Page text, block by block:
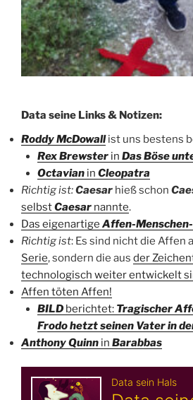
Data seine Links & Notizen:
Roddy McDowallist uns bestens
Rex Brewsterin Das Böse
Octavian in Cleopatra
Richtig ist:Caesar hieß schon
selbstCaesar nannte.
Das eigenartige Affen-
Richtig ist: Es sind nicht die Affen
Serie, sondern die aus der
technologisch weiter entwickelt
Affen töten Affen!
BILDberichtet: Tragischer
Frodo hetzt seinen Vater in
Anthony Quinn in Barabbas